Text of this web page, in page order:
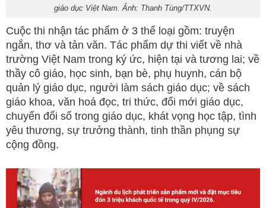
giáo dục Việt Nam. Ảnh: Thanh Tùng/TTXVN.
Cuộc thi nhận tác phẩm ở 3 thể loại gồm: truyện
ngắn, thơ và tản văn. Tác phẩm dự thi viết về nhà
trường Việt Nam trong ký ức, hiện tại và tương lai; về
thầy cô giáo, học sinh, bạn bè, phụ huynh, cán bộ
quản lý giáo dục, người làm sách giáo dục; về sách
giáo khoa, văn hoá đọc, tri thức, đổi mới giáo dục,
chuyển đổi số trong giáo dục, khát vọng học tập, tình
yêu thương, sự trưởng thành, tinh thần phụng sự
cộng đồng.